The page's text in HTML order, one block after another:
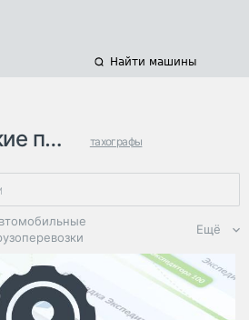
Найти машины
тахографы
ИТ в
Ещё